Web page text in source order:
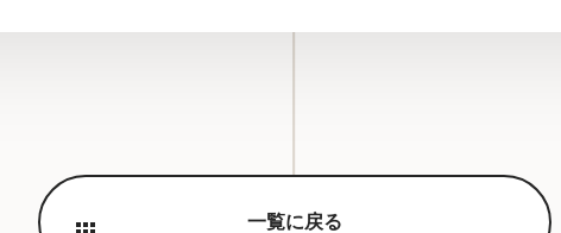
一覧に戻る